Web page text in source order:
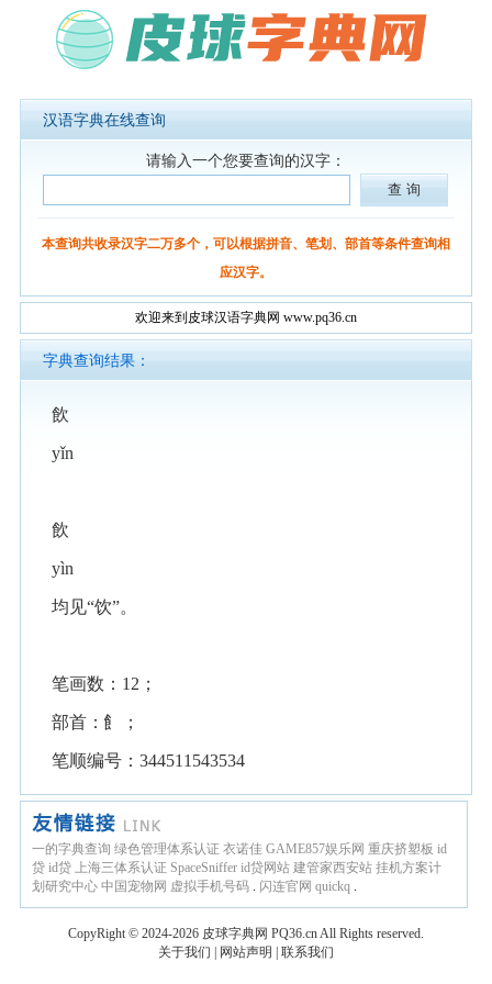
汉语字典在线查询
请输入一个您要查询的汉字：
本查询共收录汉字二万多个，可以根据拼音、笔划、部首等条件查询相
应汉字。
欢迎来到皮球汉语字典网 www.pq36.cn
字典查询结果：
飲
yǐn
飲
yìn
均见“饮”。
笔画数：12；
部首：飠；
笔顺编号：344511543534
一的字典查询 绿色管理体系认证 衣诺佳 GAME857娱乐网 重庆挤塑板 id
贷 id贷 上海三体系认证 SpaceSniffer id贷网站 建管家西安站 挂机方案计
划研究中心 中国宠物网 虚拟手机号码 . 闪连官网 quickq .
CopyRight © 2024-2026 皮球字典网 PQ36.cnAll Rights reserved.
关于我们
网站声明 联系我们